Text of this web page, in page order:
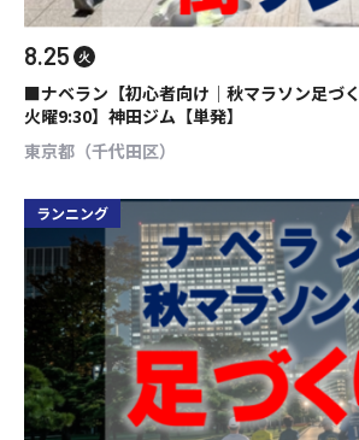
8.25 火
■ナベラン【初心者向け│秋マラソン足づ
火曜9:30】神田ジム【単発】
東京都（千代田区）
ランニング